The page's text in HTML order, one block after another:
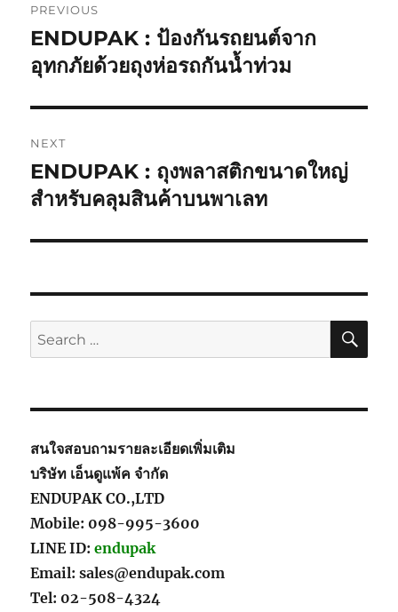
navigation
PREVIOUS
Previous
post:
ENDUPAK : ป้องกันรถยนต์จาก
อุทกภัยด้วยถุงห่อรถกันน้ำท่วม
NEXT
Next
post:
ENDUPAK : ถุงพลาสติกขนาดใหญ่
สำหรับคลุมสินค้าบนพาเลท
Search
for:
สนใจสอบถามรายละเอียดเพิ่มเติม
บริษัท เอ็นดูแพ้ค จำกัด
ENDUPAK CO.,LTD
Mobile: 098-995-3600
LINE ID:endupak
Email: sales@endupak.com
Tel: 02-508-4324